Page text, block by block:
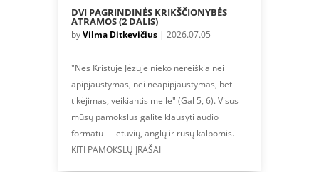
DVI PAGRINDINĖS KRIKŠČIONYBĖS
ATRAMOS (2 DALIS)
byVilma Ditkevičius| 2026.07.05
"Nes Kristuje Jėzuje nieko nereiškia nei
apipjaustymas, nei neapipjaustymas, bet
tikėjimas, veikiantis meile" (Gal 5, 6). Visus
mūsų pamokslus galite klausyti audio
formatu – lietuvių, anglų ir rusų kalbomis.
KITI PAMOKSLŲ ĮRAŠAI